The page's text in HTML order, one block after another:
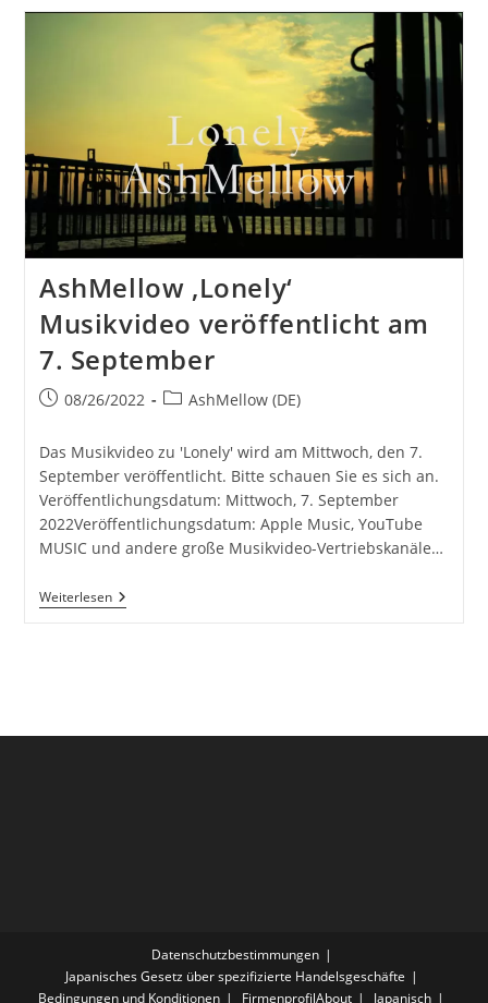
AshMellow ‚Lonely‘
Musikvideo veröffentlicht am
7. September
Beitrag08/26/2022
Beitrags-
AshMellow (DE)
Das Musikvideo zu 'Lonely' wird am Mittwoch, den 7.
September veröffentlicht. Bitte schauen Sie es sich an.
Veröffentlichungsdatum: Mittwoch, 7. September
2022Veröffentlichungsdatum: Apple Music, YouTube
MUSIC und andere große Musikvideo-Vertriebskanäle…
WeiterlesenAshMellow
‚Lonely‘
Datenschutzbestimmungen
Japanisches Gesetz über spezifizierte Handelsgeschäfte
Bedingungen und Konditionen
FirmenprofilAbout Japanisch